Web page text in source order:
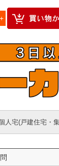
人宅(戸建住宅